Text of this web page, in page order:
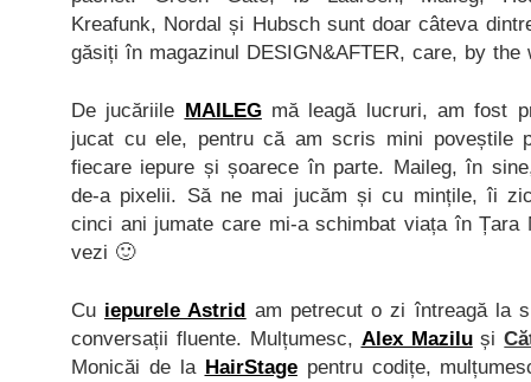
Kreafunk, Nordal și Hubsch sunt doar câteva
găsiți în magazinul DESIGN&AFTER, care, by
De jucăriile MAILEGmă leagă lucruri, am fost
jucat cu ele, pentru că am scris mini poveștile
fiecare iepure și șoarece în parte. Maileg, în
de-a pixelii. Să ne mai jucăm și cu mințile, îi
cinci ani jumate care mi-a schimbat viața în
vezi 🙂
Cu iepurele Astrid am petrecut o zi întreagă la
conversații fluente. Mulțumesc, Alex Maziluși
Monicăi de la HairStagepentru codițe,